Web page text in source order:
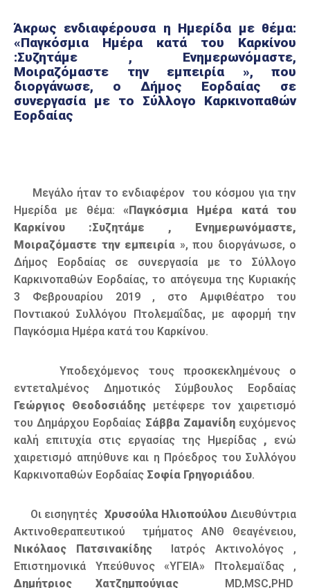
Άκρως ενδιαφέρουσα η Ημερίδα με θέμα:
«Παγκόσμια Ημέρα κατά του Καρκίνου
:Συζητάμε , Ενημερωνόμαστε,
Μοιραζόμαστε την εμπειρία », που
διοργάνωσε, ο Δήμος Εορδαίας σε
συνεργασία με το Σύλλογο Καρκινοπαθών
Εορδαίας
Μεγάλο ήταν το ενδιαφέρον του κόσμου για την
Ημερίδα με θέμα: «Παγκόσμια Ημέρα κατά του
Καρκίνου :Συζητάμε , Ενημερωνόμαστε,
Μοιραζόμαστε την εμπειρία », που διοργάνωσε, ο
Δήμος Εορδαίας σε συνεργασία με το Σύλλογο
Καρκινοπαθών Εορδαίας, το απόγευμα της Κυριακής
3 Φεβρουαρίου 2019 , στο Αμφιθέατρο του
Ποντιακού Συλλόγου Πτολεμαΐδας, με αφορμή την
Παγκόσμια Ημέρα κατά του Καρκίνου.
Υποδεχόμενος τους προσκεκλημένους ο
εντεταλμένος Δημοτικός Σύμβουλος Εορδαίας
Γεώργιος Θεοδοσιάδης μετέφερε τον χαιρετισμό
του Δημάρχου Εορδαίας Σάββα Ζαμανίδη ευχόμενος
καλή επιτυχία στις εργασίας της Ημερίδας , ενώ
χαιρετισμό απηύθυνε και η Πρόεδρος του Συλλόγου
Καρκινοπαθών Εορδαίας Σοφία Γρηγοριάδου.
Οι εισηγητές Χρυσούλα Ηλιοπούλου Διευθύντρια
Ακτινοθεραπευτικού τμήματος ΑΝΘ Θεαγένειου,
Νικόλαος ΠατσινακίδηςΙατρός Ακτινολόγος ,
Επιστημονικά Υπεύθυνος «ΥΓΕΙΑ» Πτολεμαϊδας ,
Δημήτριος Χατζημπούγιας MD,MSC,PHD